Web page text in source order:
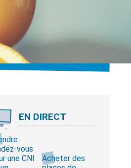
EN DIRECT
vous
une CNI
Acheter des